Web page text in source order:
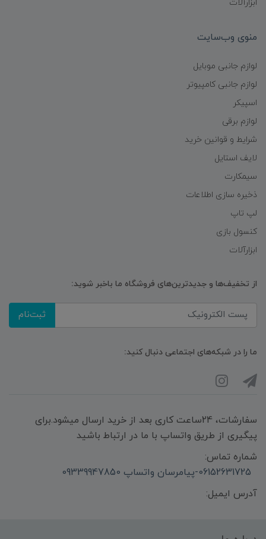
ابزارآلات
منوی وب‌سایت
لوازم جانبی موبایل
لوازم جانبی کامپیوتر
اسپیکر
لوازم برقی
شرایط و قوانین خرید
لایف استایل
سیمکارت
ذخیره سازی اطلاعات
لپ تاپ
کنسول بازی
ابزارآلات
از تخفیف‌ها و جدیدترین‌های فروشگاه ما باخبر شوید:
ثبت‌نام
ما را در شبکه‌های اجتماعی دنبال کنید:
سفارشات، 24ساعت کاری بعد از خرید ارسال میشود.برای
پیگیری از طریق واتساپ با ما در ارتباط باشید
شماره تماس:
06152631725-پیامرسان واتساپ 09339947850
آدرس ایمیل: